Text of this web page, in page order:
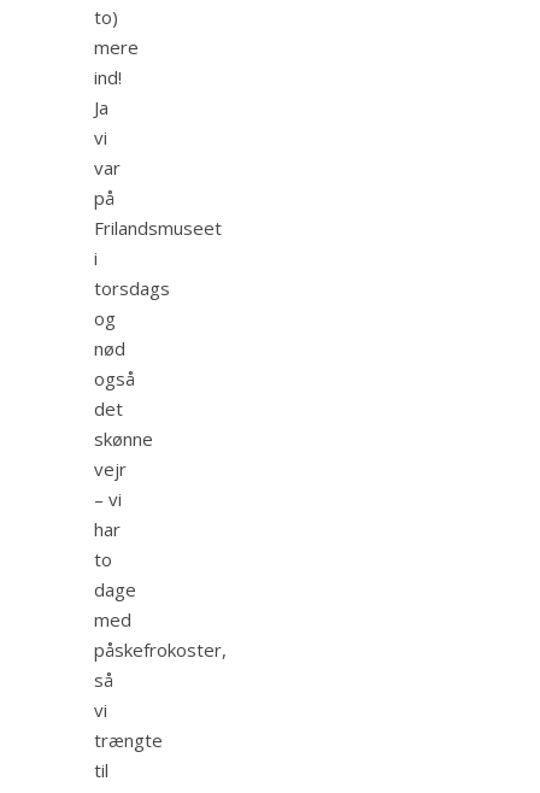
to)
mere
ind!
Ja
vi
var
på
Frilandsmuseet
i
torsdags
og
nød
også
det
skønne
vejr
– vi
har
to
dage
med
påskefrokoster,
så
vi
trængte
til